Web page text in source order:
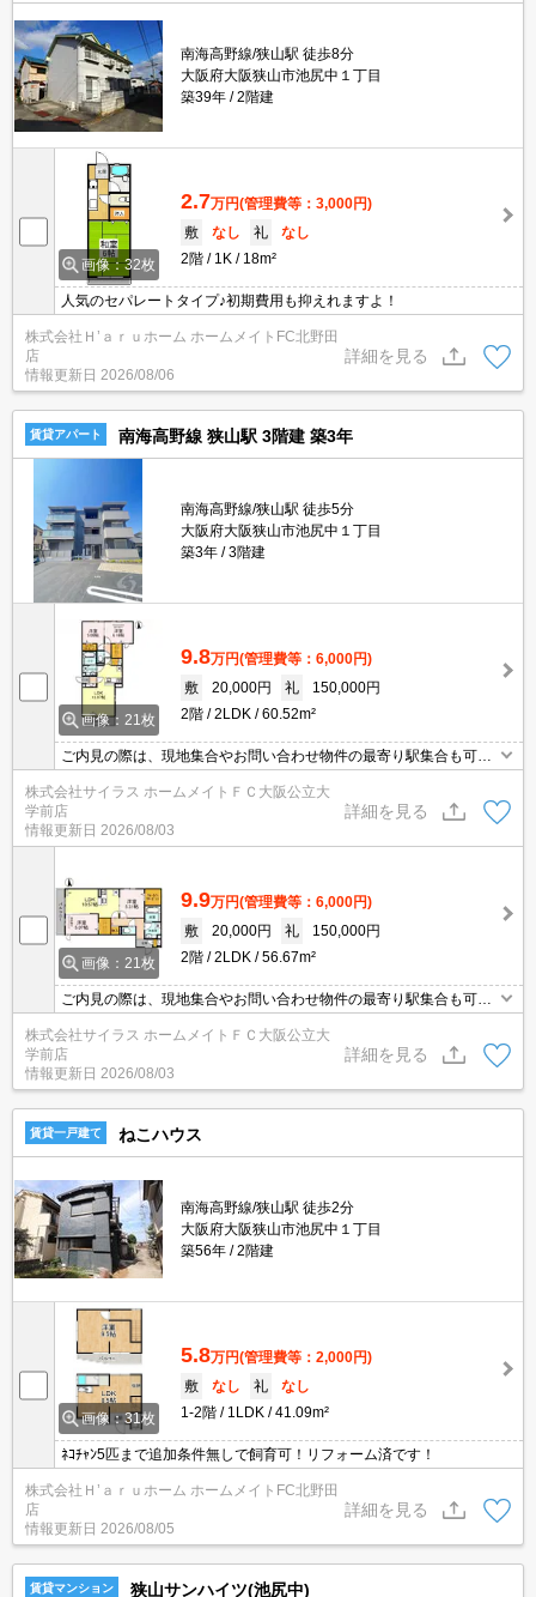
南海高野線/狭山駅 徒歩8分
大阪府大阪狭山市池尻中１丁目
築39年
2階建
画像：32枚
2.7万円(管理費等：3,000円)
敷
なし 礼
なし
2階
1K 18m²
人気のセパレートタイプ♪初期費用も抑えれますよ！
株式会社Ｈ’ａｒｕホーム ホームメイトFC北野田
店
情報更新日 2026/08/06
詳細を見る
賃貸アパート 南海高野線 狭山駅 3階建 築3年
南海高野線/狭山駅 徒歩5分
大阪府大阪狭山市池尻中１丁目
築3年
3階建
画像：21枚
9.8万円(管理費等：6,000円)
敷
20,000円 礼
150,000円
2階
2LDK 60.52m²
ご内見の際は、現地集合やお問い合わせ物件の最寄り駅集合も可能
です♪初期費用のご予算が心配な方は、当店ではクレジット決済が可
能ですのでご安心してお部屋探し頂けますよ♪
株式会社サイラス ホームメイトＦＣ大阪公立大
学前店
情報更新日 2026/08/03
詳細を見る
画像：21枚
9.9万円(管理費等：6,000円)
敷
20,000円 礼
150,000円
2階
2LDK 56.67m²
ご内見の際は、現地集合やお問い合わせ物件の最寄り駅集合も可能
です♪初期費用のご予算が心配な方は、当店ではクレジット決済が可
能ですのでご安心してお部屋探し頂けますよ♪
株式会社サイラス ホームメイトＦＣ大阪公立大
学前店
情報更新日 2026/08/03
詳細を見る
賃貸一戸建て ねこハウス
南海高野線/狭山駅 徒歩2分
大阪府大阪狭山市池尻中１丁目
築56年
2階建
画像：31枚
5.8万円(管理費等：2,000円)
敷
なし 礼
なし
1-2階
1LDK 41.09m²
ﾈｺﾁｬﾝ5匹まで追加条件無しで飼育可！リフォーム済です！
株式会社Ｈ’ａｒｕホーム ホームメイトFC北野田
店
情報更新日 2026/08/05
詳細を見る
賃貸マンション 狭山サンハイツ(池尻中)